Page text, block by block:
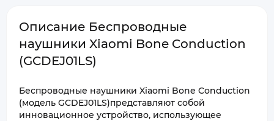
Описание Беспроводные
наушники Xiaomi Bone Conduction
(GCDEJ01LS)
Беспроводные наушники Xiaomi Bone Conduction
(модель GCDEJ01LS)представляют собой
инновационное устройство, использующее